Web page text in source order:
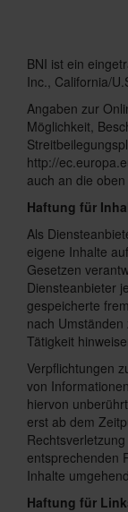
BNI ist ein
Inc., California/
Angaben zur
Möglichkeit,
http://
auch an die
Haftung für
Als
eigene Inhalte
Gesetzen
Diensteanbieter
gespeicherte
nach
Tätigkeit
Verpflichtungen
von
hiervon
erst ab dem
entsprechenden
Inhalte
Haftung für